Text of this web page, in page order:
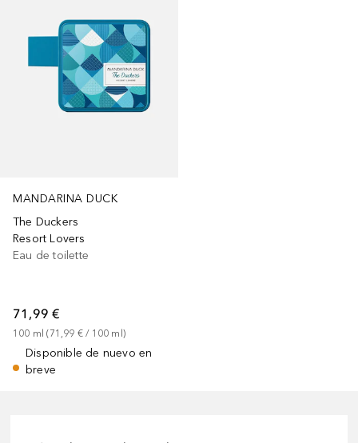
MANDARINA DUCK
The Duckers
Resort Lovers
Eau de toilette
71,99 €
100 ml (71,99 € / 100 ml )
Disponible de nuevo en
breve